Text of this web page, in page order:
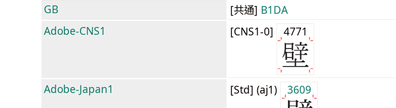
GB
[共通] B1DA
Adobe-CNS1
[CNS1-0] 4771
Adobe-Japan1 [Std] (aj1) 3609